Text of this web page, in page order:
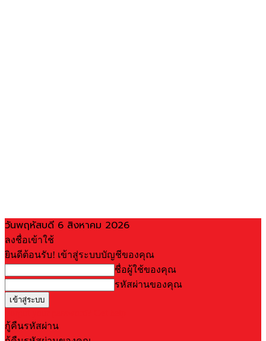
วันพฤหัสบดี 6 สิงหาคม 2026
ลงชื่อเข้าใช้
ยินดีต้อนรับ! เข้าสู่ระบบบัญชีของคุณ
ชื่อผู้ใช้ของคุณ
รหัสผ่านของคุณ
กู้คืนรหัสผ่าน